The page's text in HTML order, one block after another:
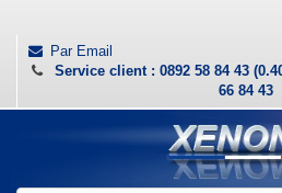
Par Email
Service client : 0892 58 84 43
66 84 43